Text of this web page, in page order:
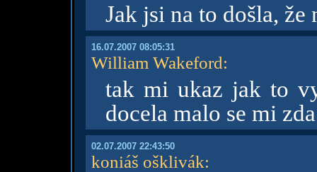
Jak jsi na to došla, že
16.07.2007 08:05:31
William Wakeford:
tak mi ukaz jak to
docela malo se mi
02.07.2007 22:43:50
koniáš ošklivák: